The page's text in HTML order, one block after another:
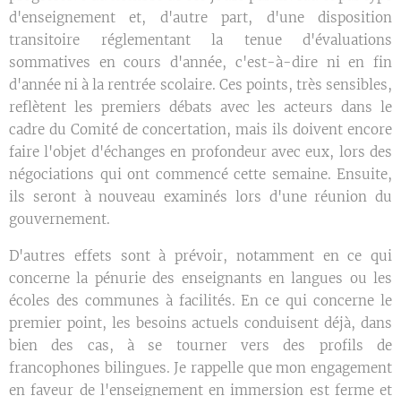
d'enseignement et, d'autre part, d'une disposition
transitoire réglementant la tenue d'évaluations
sommatives en cours d'année, c'est-à-dire ni en fin
d'année ni à la rentrée scolaire. Ces points, très sensibles,
reflètent les premiers débats avec les acteurs dans le
cadre du Comité de concertation, mais ils doivent encore
faire l'objet d'échanges en profondeur avec eux, lors des
négociations qui ont commencé cette semaine. Ensuite,
ils seront à nouveau examinés lors d'une réunion du
gouvernement.
D'autres effets sont à prévoir, notamment en ce qui
concerne la pénurie des enseignants en langues ou les
écoles des communes à facilités. En ce qui concerne le
premier point, les besoins actuels conduisent déjà, dans
bien des cas, à se tourner vers des profils de
francophones bilingues. Je rappelle que mon engagement
en faveur de l'enseignement en immersion est ferme et